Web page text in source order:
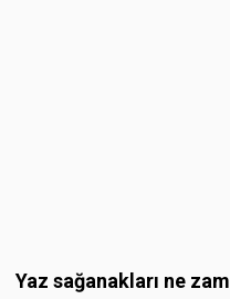
Yaz sağanakları ne